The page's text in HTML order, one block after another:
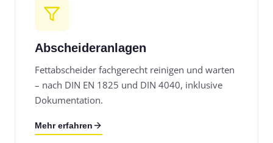
Abscheideranlagen
Fettabscheider fachgerecht reinigen und warten
– nach DIN EN 1825 und DIN 4040, inklusive
Dokumentation.
Mehr erfahren